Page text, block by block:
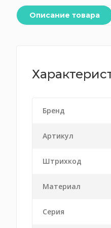
Описание товара
Бренд
Артикул
Штрихкод
Материал
Серия